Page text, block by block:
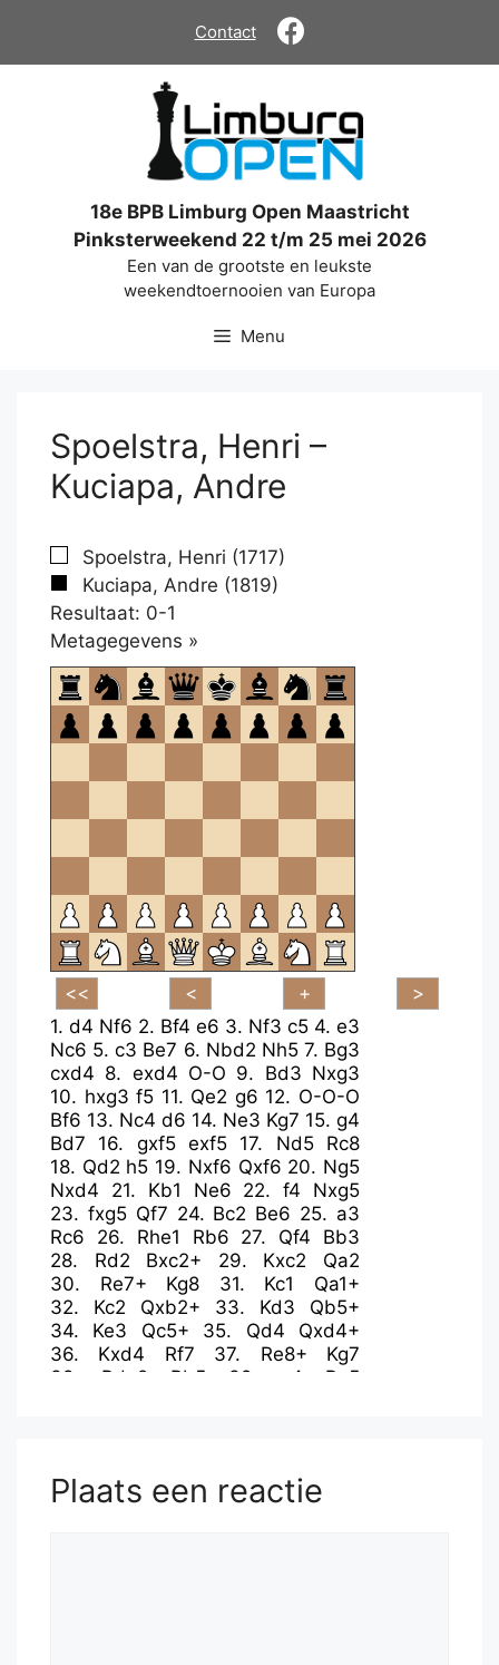
de
Contact
18e BPB Limburg Open Maastricht
Pinksterweekend 22 t/m 25 mei 2026
Een van de grootste en leukste
weekendtoernooien van Europa
Menu
Spoelstra, Henri –
Kuciapa, Andre
Spoelstra, Henri (1717)
Kuciapa, Andre (1819)
Resultaat: 0-1
Metagegevens »
om
te
openen.
1. d4 Nf6 2. Bf4 e6 3. Nf3 c5 4. e3
Nc6 5.c3 Be7 6. Nbd2 Nh5 7. Bg3
cxd4 8. exd4 O-O 9. Bd3 Nxg3
10. hxg3 f5 11. Qe2 g6 12. O-O-O
Bf6 13. Nc4 d6 14. Ne3 Kg7 15. g4
Bd7
16. gxf5 exf5 17. Nd5
Rc8
18. Qd2 h5 19. Nxf6 Qxf6 20. Ng5
Nxd4
21. Kb1 Ne6 22.f4
Nxg5
23. fxg5 Qf7 24. Bc2 Be6 25. a3
Rc6
26. Rhe1 Rb6 27. Qf4
Bb3
28. Rd2 Bxc2+ 29. Kxc2
Qa2
30. Re7+ Kg8 31. Kc1
Qa1+
32. Kc2 Qxb2+ 33. Kd3
Qb5+
34. Ke3 Qc5+ 35. Qd4
Qxd4+
36. Kxd4 Rf7 37. Re8+
Kg7
38. Rde2 Rb5 39. c4
Re5
50.Kc4 Rg4 51.Rxb7 f3+
Plaats een reactie